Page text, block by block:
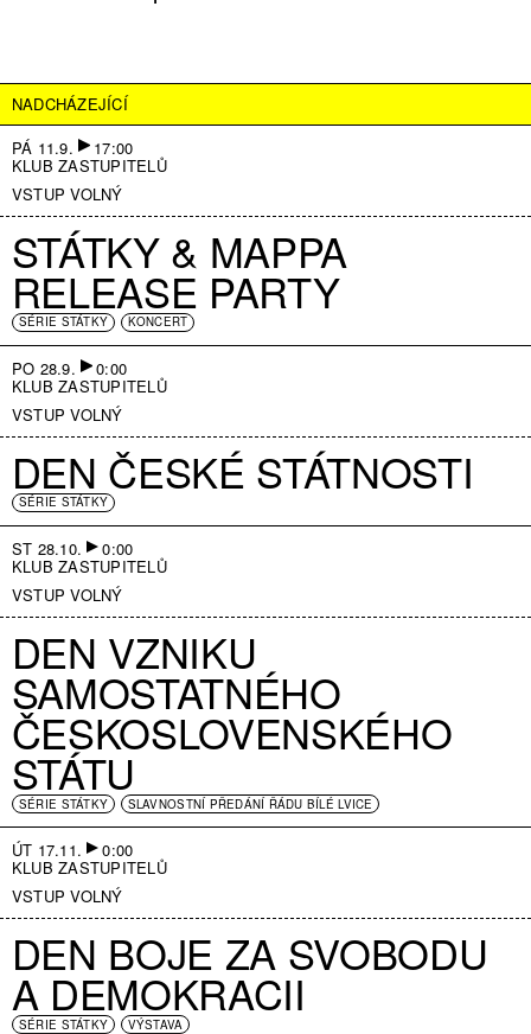
NADCHÁZEJÍCÍ
PÁ 11.9.
17:00
KLUB ZASTUPITELŮ
VSTUP VOLNÝ
STÁTKY & MAPPA
RELEASE PARTY
SÉRIE STÁTKY KONCERT
PO 28.9. 0:00
KLUB ZASTUPITELŮ
VSTUP VOLNÝ
DEN ČESKÉ STÁTNOSTI
SÉRIE STÁTKY
ST 28.10. 0:00
KLUB ZASTUPITELŮ
VSTUP VOLNÝ
DEN VZNIKU
SAMOSTATNÉHO
ČESKOSLOVENSKÉHO
STÁTU
SÉRIE STÁTKY SLAVNOSTNÍ PŘEDÁNÍ ŘÁDU BÍLÉ LVICE
ÚT 17.11. 0:00
KLUB ZASTUPITELŮ
VSTUP VOLNÝ
DEN BOJE ZA SVOBODU
A DEMOKRACII
SÉRIE STÁTKY VÝSTAVA